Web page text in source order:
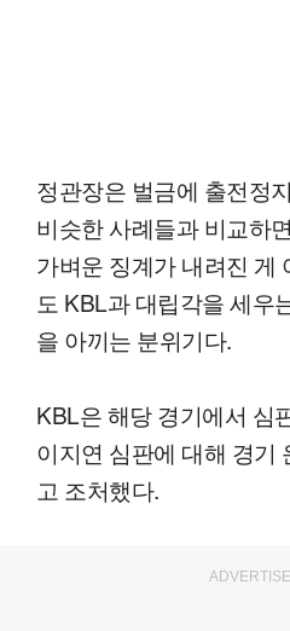
정관장은 벌금에 출전정
비슷한 사례들과 비교하
가벼운 징계가 내려진 게
도 KBL과 대립각을 세우
을 아끼는 분위기다.
KBL은 해당 경기에서 심
이지연 심판에 대해 경기
고 조처했다.